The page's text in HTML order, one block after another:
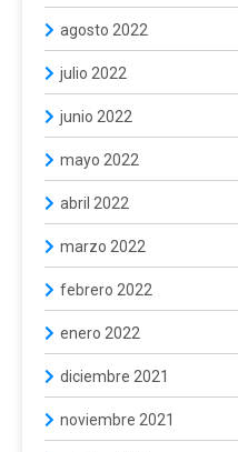
agosto 2022
julio 2022
junio 2022
mayo 2022
abril 2022
marzo 2022
febrero 2022
enero 2022
diciembre 2021
noviembre 2021